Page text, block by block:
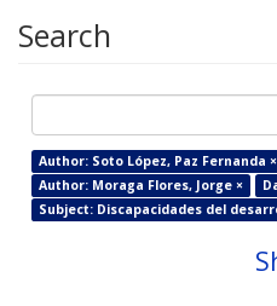
Search
Author: Soto López, Paz Fernanda ×
Author: Moraga Flores, Jorge ×
Subject: Discapacidades del